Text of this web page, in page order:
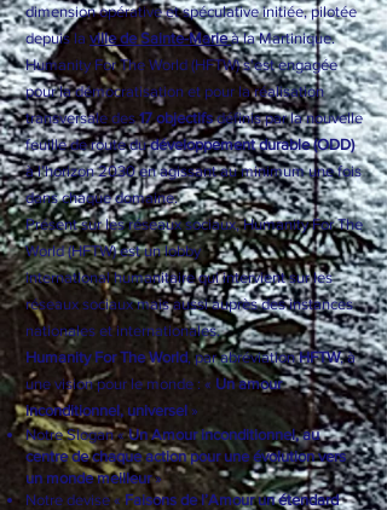
dimension opérative et spéculative initiée, pilotée
depuis la ville de Sainte-Marieà la Martinique.
Humanity For The World (HFTW) s'est engagée
pour la démocratisation et pour la réalisation
transversale des17 objectifsdéfinis par la nouvelle
feuille de route dudéveloppement durable (ODD)
à l’horizon 2030 en agissant au minimum une fois
dans chaque domaine.
Présent sur les réseaux sociaux, Humanity For The
World (HFTW) est unlobby
internationalhumanitaire qui intervient sur les
réseaux sociaux mais aussi auprès des instances
nationales et internationales.
Humanity For The World, par abréviationHFTW, à
une vision pour le monde : « Un amour
inconditionnel, universel »
Notre Slogan «Un Amour inconditionnel, au
centre de chaque action pour une évolution vers
un monde meilleur»
Notre devise « Faisons de l’Amour un étendard